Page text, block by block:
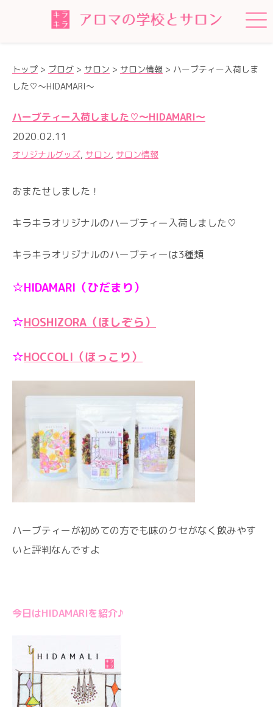
トップ > ブログ > サロン > サロン情報 > ハーブティー入荷しま
した♡〜HIDAMARI〜
ハーブティー入荷しました♡〜HIDAMARI〜
2020.02.11
オリジナルグッズ, サロン, サロン情報
おまたせしました！
キラキラオリジナルのハーブティー入荷しました♡
キラキラオリジナルのハーブティーは3種類
☆HIDAMARI（ひだまり）
☆HOSHIZORA（ほしぞら）
☆HOCCOLI（ほっこり）
ハーブティーが初めての方でも味のクセがなく飲みやす
いと評判なんですよ
今日はHIDAMARIを紹介♪